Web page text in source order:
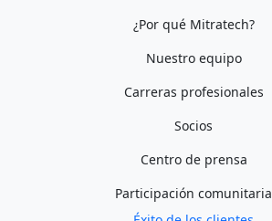
¿Por qué Mitratech?
Nuestro equipo
Carreras profesionales
Socios
Centro de prensa
Participación comunitaria